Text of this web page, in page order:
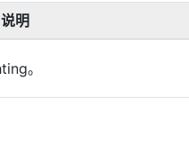
说明
。